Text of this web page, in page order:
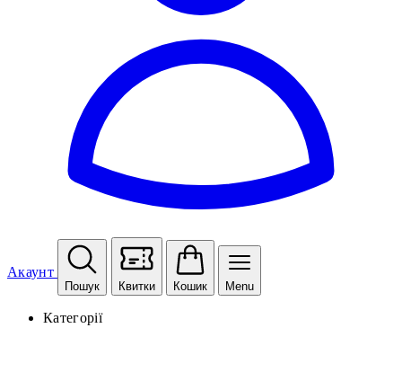
Акаунт
Пошук Квитки Кошик Menu
Категорії